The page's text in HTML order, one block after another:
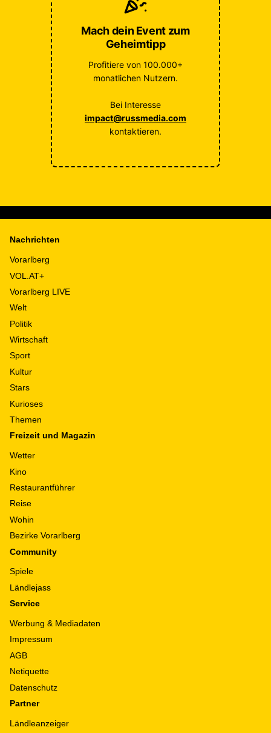
Mach dein Event zum
Geheimtipp
Profitiere von 100.000+
monatlichen Nutzern.
Bei Interesse
impact@russmedia.com
kontaktieren.
Nachrichten
Vorarlberg
VOL.AT+
Vorarlberg LIVE
Welt
Politik
Wirtschaft
Sport
Kultur
Stars
Kurioses
Themen
Freizeit und Magazin
Wetter
Kino
Restaurantführer
Reise
Wohin
Bezirke Vorarlberg
Community
Spiele
Ländlejass
Service
Werbung & Mediadaten
Impressum
AGB
Netiquette
Datenschutz
Partner
Ländleanzeiger